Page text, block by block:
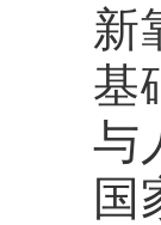
新
基
与
国